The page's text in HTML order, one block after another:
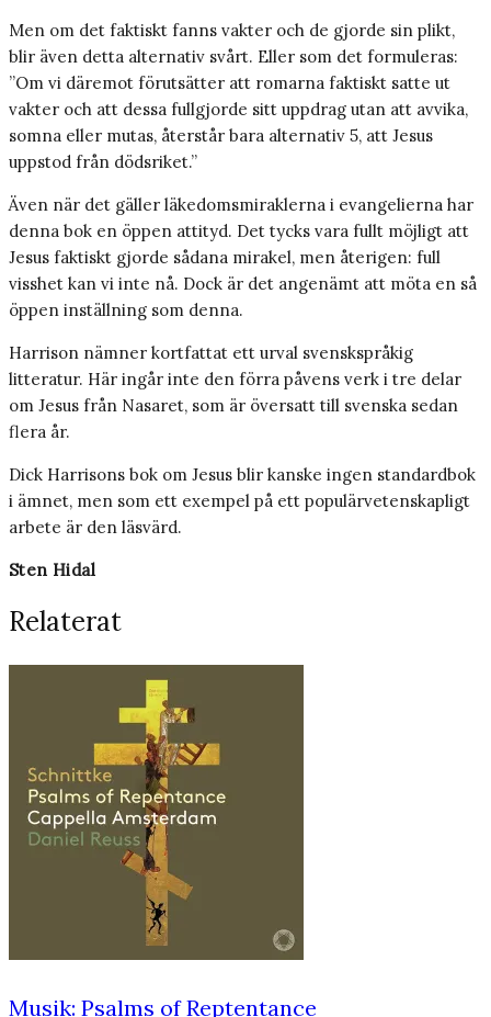
Men om det faktiskt fanns vakter och de gjorde sin plikt,
blir även detta alternativ svårt. Eller som det formuleras:
”Om vi däremot förutsätter att romarna faktiskt satte ut
vakter och att dessa fullgjorde sitt uppdrag utan att avvika,
somna eller mutas, återstår bara alternativ 5, att Jesus
uppstod från dödsriket.”
Även när det gäller läkedomsmiraklerna i evangelierna har
denna bok en öppen attityd. Det tycks vara fullt möjligt att
Jesus faktiskt gjorde sådana mirakel, men återigen: full
visshet kan vi inte nå. Dock är det angenämt att möta en så
öppen inställning som denna.
Harrison nämner kortfattat ett urval svenskspråkig
litteratur. Här ingår inte den förra påvens verk i tre delar
om Jesus från Nasaret, som är översatt till svenska sedan
flera år.
Dick Harrisons bok om Jesus blir kanske ingen standardbok
i ämnet, men som ett exempel på ett populärvetenskapligt
arbete är den läsvärd.
Sten Hidal
Relaterat
Musik: Psalms of Reptentance